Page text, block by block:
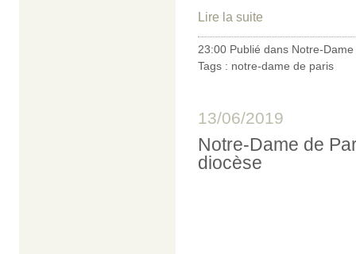
Lire la suite
23:00 Publié dans Notre-
Tags : notre-dame de paris
13/06/2019
Notre-Dame de
diocèse